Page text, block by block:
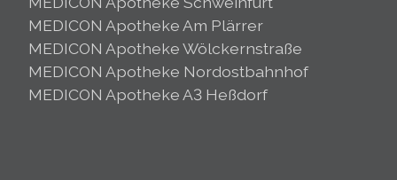
MEDICON Apotheke Am Plärrer
MEDICON Apotheke Wölckernstraße
MEDICON Apotheke Nordostbahnhof
MEDICON Apotheke A3 Heßdorf